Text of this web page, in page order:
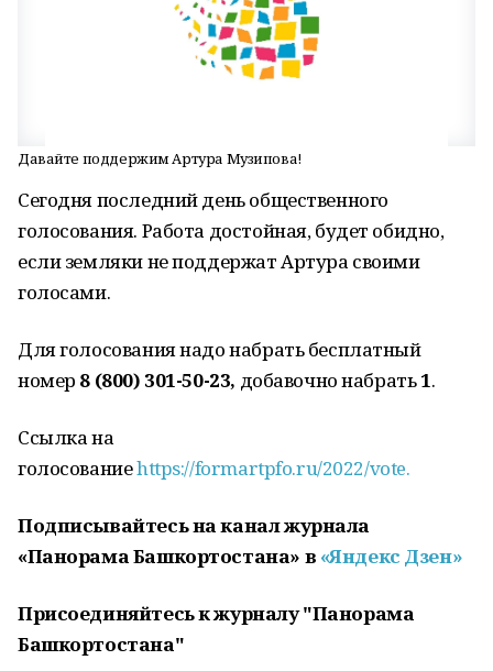
Давайте поддержим Артура Музипова!
Сегодня последний день общественного
голосования. Работа достойная, будет обидно,
если земляки не поддержат Артура своими
голосами.
Для голосования надо набрать бесплатный
номер 8 (800) 301-50-23, добавочно набрать1.
Ссылка на
голосованиеhttps://formartpfo.ru/2022/vote.
Подписывайтесь на канал журнала
«Панорама Башкортостана» в «Яндекс Дзен»
Присоединяйтесь к журналу "Панорама
Башкортостана"